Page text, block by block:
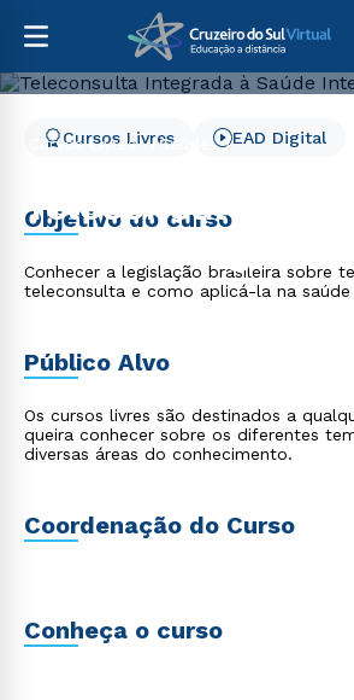
Cursos Livres
Saúde
Teleconsulta
Saúde Integrativa
Cursos Livres EAD Digital
Objetivo do curso
Conhecer a legislação brasileira sobre
teleconsulta e como aplicá-la na saúde
Público Alvo
Os cursos livres são destinados a
queira conhecer sobre os diferentes
diversas áreas do conhecimento.
Coordenação do Curso
Conheça o curso